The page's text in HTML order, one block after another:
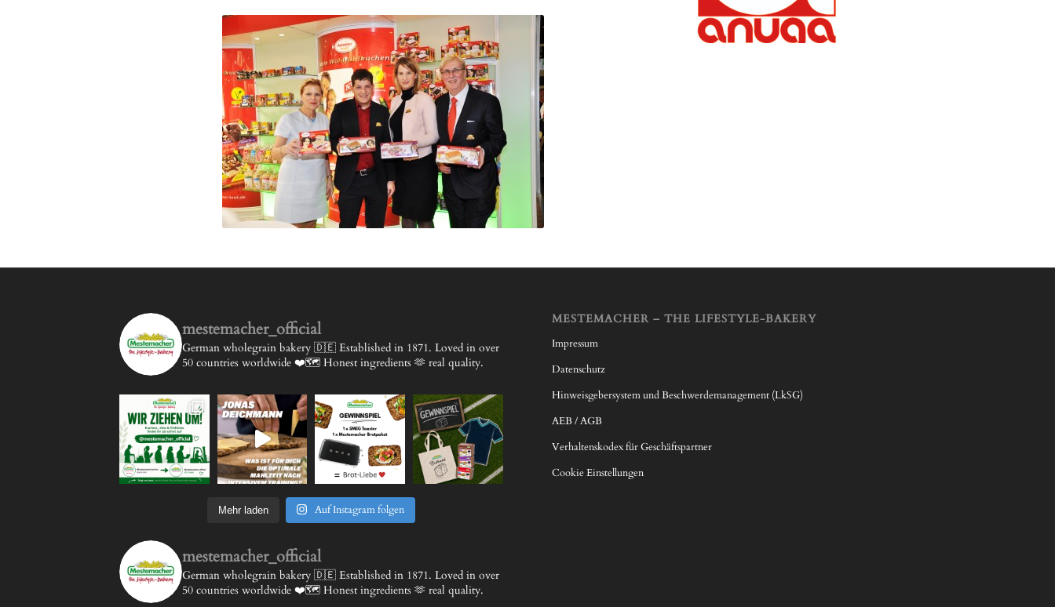
mestemacher_official
German wholegrain bakery 🇩🇪 Established in 1871. Loved in over
50 countries worldwide ❤️🗺️ Honest ingredients 🫶 real quality.
Mehr laden Auf Instagram folgen
mestemacher_official
German wholegrain bakery 🇩🇪 Established in 1871. Loved in over
50 countries worldwide ❤️🗺️ Honest ingredients 🫶 real quality.
MESTEMACHER – THE LIFESTYLE-BAKERY
Impressum
Datenschutz
Hinweisgebersystem und Beschwerdemanagement (LkSG)
AEB / AGB
Verhaltenskodex für Geschäftspartner
Cookie Einstellungen